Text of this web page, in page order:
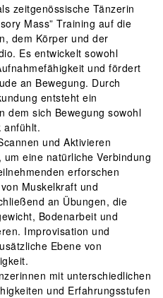
zeitgenössische Tänzerin
Mass” Training auf die
dem Körper und der
Es entwickelt sowohl
und fördert
an Bewegung. Durch
entsteht ein
dem sich Bewegung sowohl
anfühlt.
und Aktivieren
eine natürliche Verbindung
erforschen
Muskelkraft und
an Übungen, die
Bodenarbeit und
Improvisation und
Ebene von
mit unterschiedlichen
und Erfahrungsstufen